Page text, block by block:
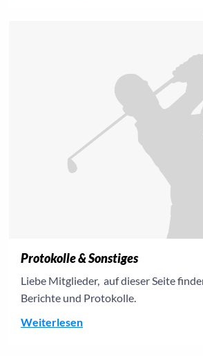
Protokolle & Sonstiges
Liebe Mitglieder, auf dieser Seite
Berichte und Protokolle.
Weiterlesen